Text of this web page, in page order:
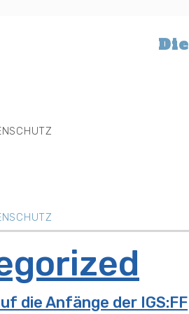
die Anfänge der IGS:FF